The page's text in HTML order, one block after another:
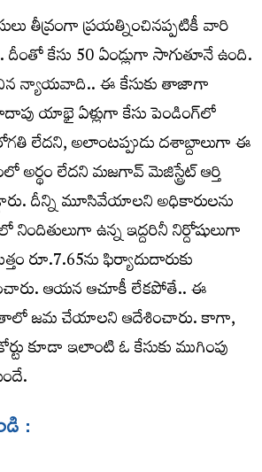
తీవ్రంగా ప్రయత్నించినప్పటికీ వారి
కేసు 50 ఏండ్లుగా సాగుతూనే ఉంది.
న్యాయవాది.. ఈ కేసుకు తాజాగా
యాభై ఏళ్లుగా కేసు పెండింగ్‌లో
లేదని, అలాంటప్పుడు దశాబ్దాలుగా ఈ
అర్థం లేదని మజగావ్‌ మెజిస్ట్రేట్‌ ఆర్తి
దీన్ని మూసివేయాలని అధికారులను
ఉన్న ఇద్దరినీ నిర్దోషులుగా
రూ.7.65ను ఫిర్యాదుదారుకు
ఆయన ఆచూకీ లేకపోతే.. ఈ
జమ చేయాలని ఆదేశించారు. కాగా,
కూడా ఇలాంటి ఓ కేసుకు ముగింపు
: